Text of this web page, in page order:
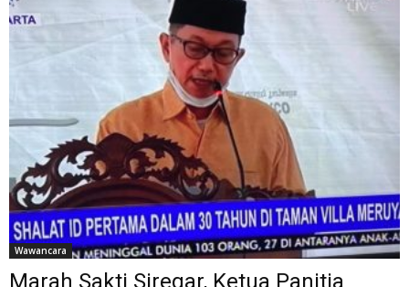
Wawancara
Marah Sakti Siregar, Ketua Panitia